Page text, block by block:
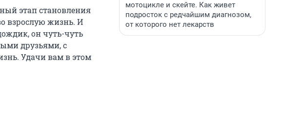
этап становления
взрослую жизнь. И
он чуть-чуть
друзьями, с
Удачи вам в этом
мотоцикле и скейте. Как живет
подросток с редчайшим диагнозом,
от которого нет лекарств